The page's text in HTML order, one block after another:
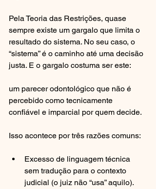
Pela Teoria das Restrições, quase
sempre existe um gargalo que limita o
resultado do sistema. No seu caso, o
“sistema” é o caminho até uma decisão
justa. E o gargalo costuma ser este:
um parecer odontológico que não é
percebido como tecnicamente
confiável e imparcial por quem decide.
Isso acontece por três razões comuns:
Excesso de linguagem técnica
sem tradução para o contexto
judicial (o juiz não “usa” aquilo).